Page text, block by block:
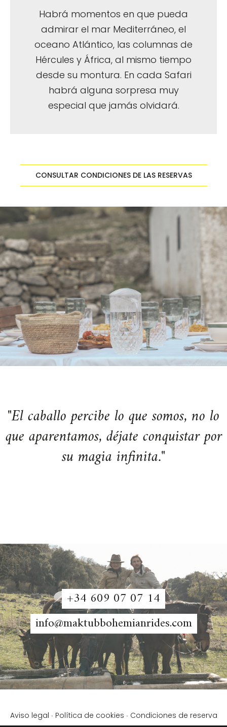
Habrá momentos en que pueda
admirar el mar Mediterráneo, el
oceano Atlántico, las columnas de
Hércules y África, al mismo tiempo
desde su montura. En cada Safari
habrá alguna sorpresa muy
especial que jamás olvidará.
CONSULTAR CONDICIONES DE LAS RESERVAS
"El caballo percibe lo que somos, no lo
que aparentamos, déjate conquistar por
su magia infinita."
+34 609 07 07 14
info@maktubbohemianrides.com
Aviso legal · Política de cookies · Condiciones de reserva